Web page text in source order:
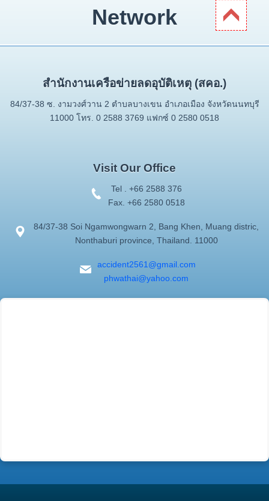
Network
สำนักงานเครือข่ายลดอุบัติเหตุ (สคอ.)
84/37-38 ซ. งามวงศ์วาน 2 ตำบลบางเขน อำเภอเมือง จังหวัดนนทบุรี
11000 โทร. 0 2588 3769 แฟกซ์ 0 2580 0518
Visit Our Office
Tel . +66 2588 376
Fax. +66 2580 0518
84/37-38 Soi Ngamwongwarn 2, Bang Khen, Muang distric,
Nonthaburi province, Thailand. 11000
accident2561@gmail.com
phwathai@yahoo.com